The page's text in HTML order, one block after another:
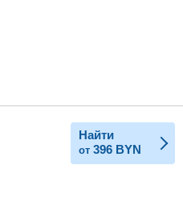
Найти
от 396 BYN